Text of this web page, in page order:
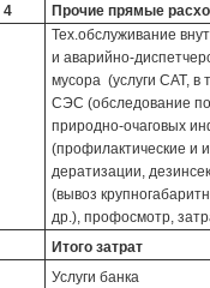
4
Прочие прямые
Тех.обслуживание
и аварийно-
мусора (услуги САТ, в
СЭС (обследование
природно-очаговых
(профилактические и
дератизации,
(вывоз
др.), профосмотр,
Итого затрат
Услуги банка